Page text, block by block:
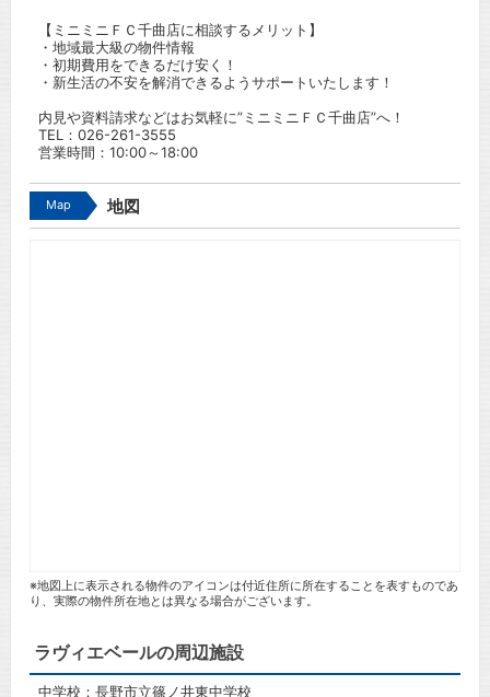
【ミニミニＦＣ千曲店に相談するメリット】
・地域最大級の物件情報
・初期費用をできるだけ安く！
・新生活の不安を解消できるようサポートいたします！
内見や資料請求などはお気軽に”ミニミニＦＣ千曲店”へ！
TEL： 026-261-3555
営業時間：10:00～18:00
Map 地図
※地図上に表示される物件のアイコンは付近住所に所在することを表すものであ
り、実際の物件所在地とは異なる場合がございます。
ラヴィエベールの周辺施設
中学校：長野市立篠ノ井東中学校